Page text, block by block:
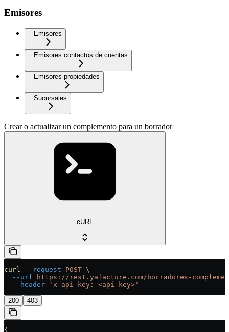
Emisores
Emisores
Emisores contactos de cuentas
Emisores propiedades
Sucursales
Crear o actualizar un complemento para un borrador
cURL
curl --request POST \
  --url
https://rest.yafacture.com/borradores-
  --header
'x-api-key: <api-key>'
200 403
{